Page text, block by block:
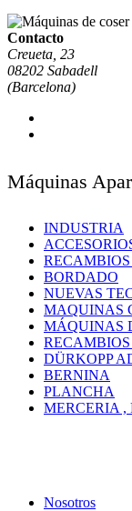
Contacto
Creueta, 23
08202 Sabadell
(Barcelona)
Máquinas
INDUSTRIA
BORDADO
NUEVAS
MAQUINAS
MÁQUINAS
DÜRKOPP
BERNINA
PLANCHA
MERCERIA ,
Nosotros